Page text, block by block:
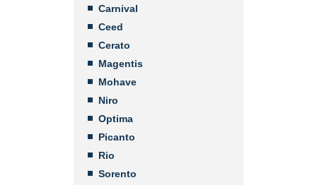
Carnival
Ceed
Cerato
Magentis
Mohave
Niro
Optima
Picanto
Rio
Sorento